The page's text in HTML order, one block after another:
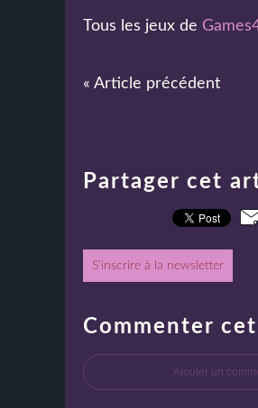
Tous les jeux de
« Article précédent
Partager cet
S'inscrire à la newsletter
Commenter
Ajouter un